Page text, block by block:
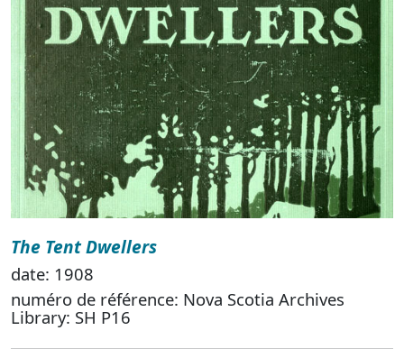
The Tent Dwellers
date: 1908
numéro de référence: Nova Scotia Archives
Library: SH P16